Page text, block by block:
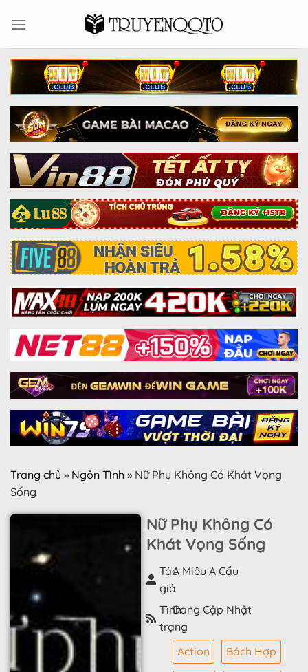
Trang chủ » Ngôn Tình » Nữ Phụ Không Có Khát Vọng
Sống
Nữ Phụ Không Có
Khát Vọng Sống
Tác
giả
A Miêu A Cẩu
Tình
trạng
Đang Cập Nhật
Action Bách Hợp